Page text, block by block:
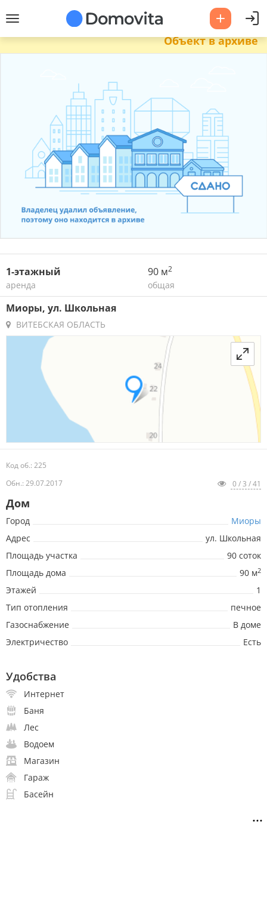
Объект в архиве
1-этажный
аренда
90 м2
общая
Миоры, ул. Школьная
ВИТЕБСКАЯ ОБЛАСТЬ
Код об.: 225
Обн.: 29.07.2017
0 / 3 / 41
Дом
Город
Миоры
Адрес
ул. Школьная
Площадь участка
90 соток
Площадь дома
90 м2
Этажей
1
Тип отопления
печное
Газоснабжение
В доме
Электричество
Есть
Удобства
Интернет
Баня
Лес
Водоем
Магазин
Гараж
Басейн